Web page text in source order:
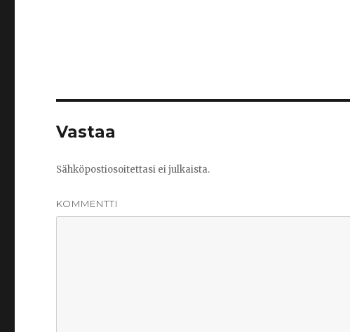
Vastaa
Sähköpostiosoitettasi ei julkaista.
KOMMENTTI